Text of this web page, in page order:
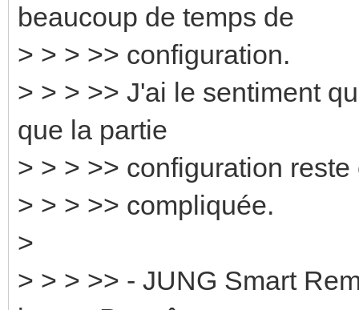
beaucoup de temps de
> > > >> configuration.
> > > >> J'ai le sentiment
que la partie
> > > >> configuration reste
> > > >> compliquée.
>
> > > >> - JUNG Smart